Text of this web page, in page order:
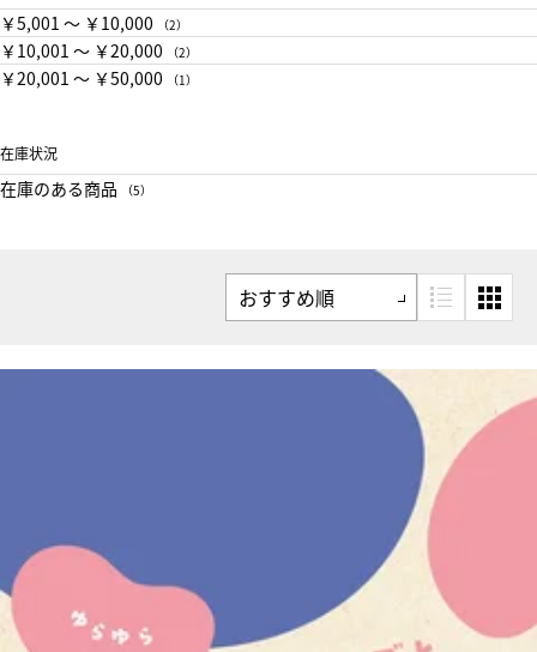
￥5,001 〜 ￥10,000 （2）
￥10,001 〜 ￥20,000 （2）
￥20,001 〜 ￥50,000 （1）
在庫状況
在庫のある商品 （5）